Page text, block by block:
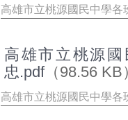
高雄市立桃源國民中學
高雄市立桃源
忠.pdf（98.56 KB
高雄市立桃源國民中學